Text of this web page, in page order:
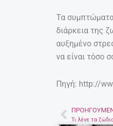
Τα συμπτώματα
διάρκεια της
αυξημένο
να είναι τόσο
Πηγή: http://
Prev
Τι λένε τα